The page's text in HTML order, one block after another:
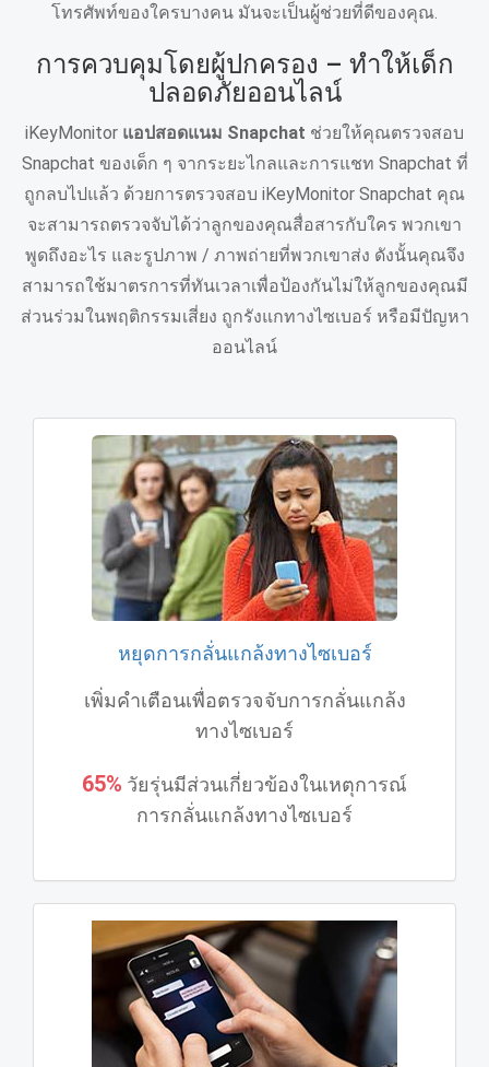
โทรศัพท์ของใครบางคน มันจะเป็นผู้ช่วยที่ดีของคุณ.
การควบคุมโดยผู้ปกครอง – ทําให้เด็ก
ปลอดภัยออนไลน์
iKeyMonitor แอปสอดแนม Snapchat ช่วยให้คุณตรวจสอบ
Snapchat ของเด็ก ๆ จากระยะไกลและการแชท Snapchat ที่
ถูกลบไปแล้ว ด้วยการตรวจสอบ iKeyMonitor Snapchat คุณ
จะสามารถตรวจจับได้ว่าลูกของคุณสื่อสารกับใคร พวกเขา
พูดถึงอะไร และรูปภาพ / ภาพถ่ายที่พวกเขาส่ง ดังนั้นคุณจึง
สามารถใช้มาตรการที่ทันเวลาเพื่อป้องกันไม่ให้ลูกของคุณมี
ส่วนร่วมในพฤติกรรมเสี่ยง ถูกรังแกทางไซเบอร์ หรือมีปัญหา
ออนไลน์
หยุดการกลั่นแกล้งทางไซเบอร์
เพิ่มคําเตือนเพื่อตรวจจับการกลั่นแกล้ง
ทางไซเบอร์
65% วัยรุ่นมีส่วนเกี่ยวข้องในเหตุการณ์
การกลั่นแกล้งทางไซเบอร์